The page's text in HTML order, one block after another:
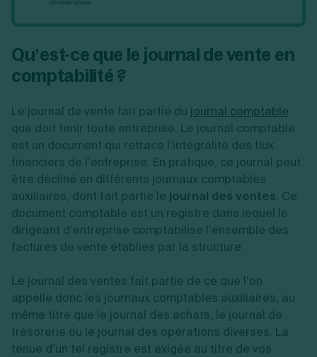
Qu’est-ce que le journal de vente en
comptabilité ?
Le journal de vente fait partie du journal comptable
que doit tenir toute entreprise. Le journal comptable
est un document qui retrace l’intégralité des flux
financiers de l’entreprise. En pratique, ce journal peut
être décliné en différents journaux comptables
auxiliaires, dont fait partie le journal des ventes. Ce
document comptable est un registre dans lequel le
dirigeant d’entreprise comptabilise l’ensemble des
factures de vente établies par la structure.
Le journal des ventes fait partie de ce que l’on
appelle donc les journaux comptables auxiliaires, au
même titre que le journal des achats, le journal de
trésorerie ou le journal des opérations diverses. La
tenue d’un tel registre est exigée au titre de vos